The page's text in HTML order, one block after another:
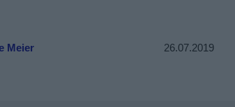
Meier 26.07.2019